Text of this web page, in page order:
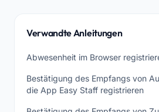
Verwandte Anleitungen
Abwesenheit im Browser
Bestätigung des Empfangs von
die App Easy Staff registrieren